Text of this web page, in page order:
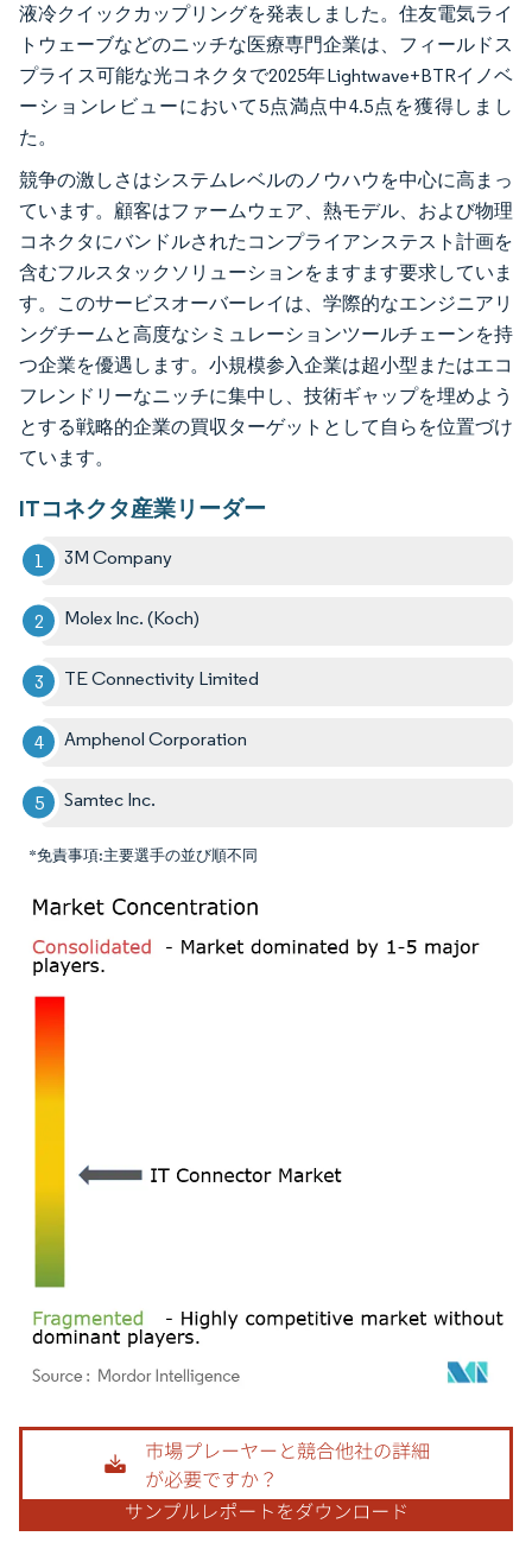
液冷クイックカップリングを発表しました。住友電気ライ
トウェーブなどのニッチな医療専門企業は、フィールドス
プライス可能な光コネクタで2025年Lightwave+BTRイノベ
ーションレビューにおいて5点満点中4.5点を獲得しまし
た。
競争の激しさはシステムレベルのノウハウを中心に高まっ
ています。顧客はファームウェア、熱モデル、および物理
コネクタにバンドルされたコンプライアンステスト計画を
含むフルスタックソリューションをますます要求していま
す。このサービスオーバーレイは、学際的なエンジニアリ
ングチームと高度なシミュレーションツールチェーンを持
つ企業を優遇します。小規模参入企業は超小型またはエコ
フレンドリーなニッチに集中し、技術ギャップを埋めよう
とする戦略的企業の買収ターゲットとして自らを位置づけ
ています。
ITコネクタ産業リーダー
3M Company
Molex Inc. (Koch)
TE Connectivity Limited
Amphenol Corporation
Samtec Inc.
*免責事項:主要選手の並び順不同
画像 © Mordor Intelligence。再利用にはCC BY 4.0の表示が必要です。